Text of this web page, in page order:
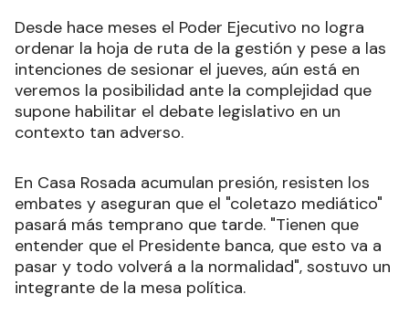
Desde hace meses el Poder Ejecutivo no logra
ordenar la hoja de ruta de la gestión y pese a las
intenciones de sesionar el jueves, aún está en
veremos la posibilidad ante la complejidad que
supone habilitar el debate legislativo en un
contexto tan adverso.
En Casa Rosada acumulan presión, resisten los
embates y aseguran que el "coletazo mediático"
pasará más temprano que tarde. "Tienen que
entender que el Presidente banca, que esto va a
pasar y todo volverá a la normalidad", sostuvo un
integrante de la mesa política.